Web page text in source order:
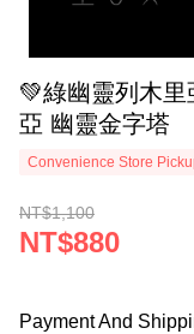
💚綠幽靈列木
亞 幽靈金字塔
Convenience Store
NT$1,100
NT$880
Payment And